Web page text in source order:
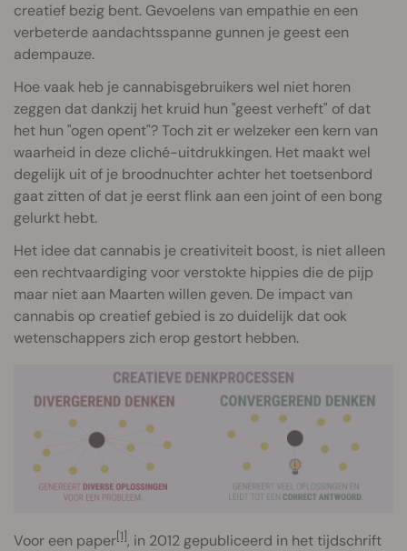
creatief bezig bent. Gevoelens van empathie en een
verbeterde aandachtsspanne gunnen je geest een
adempauze.
Hoe vaak heb je cannabisgebruikers wel niet horen
zeggen dat dankzij het kruid hun "geest verheft" of dat
het hun "ogen opent"? Toch zit er welzeker een kern van
waarheid in deze cliché-uitdrukkingen. Het maakt wel
degelijk uit of je broodnuchter achter het toetsenbord
gaat zitten of dat je eerst flink aan een joint of een bong
gelurkt hebt.
Het idee dat cannabis je creativiteit boost, is niet alleen
een rechtvaardiging voor verstokte hippies die de pijp
maar niet aan Maarten willen geven. De impact van
cannabis op creatief gebied is zo duidelijk dat ook
wetenschappers zich erop gestort hebben.
Voor een paper[1], in 2012 gepubliceerd in het tijdschrift